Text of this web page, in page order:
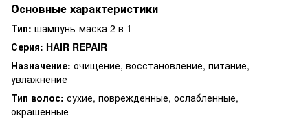
Основные характеристики
Тип: шампунь-маска 2 в 1
Серия: HAIR REPAIR
Назначение: очищение, восстановление, питание,
увлажнение
Тип волос: сухие, поврежденные, ослабленные,
окрашенные